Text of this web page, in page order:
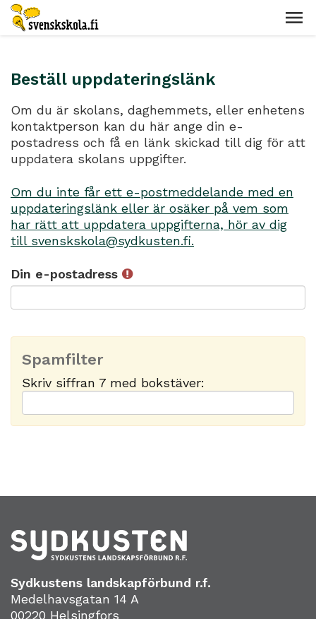
Beställ uppdateringslänk
Om du är skolans, daghemmets, eller enhetens
kontaktperson kan du här ange din e-
postadress och få en länk skickad till dig för att
uppdatera skolans uppgifter.
Om du inte får ett e-postmeddelande med en
uppdateringslänk eller är osäker på vem som
har rätt att uppdatera uppgifterna, hör av dig
till svenskskola@sydkusten.fi.
Din e-postadress
Spamfilter
Skriv siffran 7 med bokstäver:
Sydkustens landskapförbund r.f.
Medelhavsgatan 14 A
00220 Helsingfors